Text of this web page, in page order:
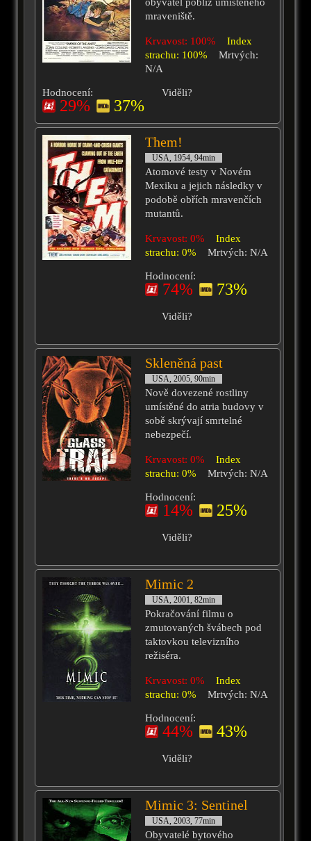
mraveniště.
Krvavost: 100%
Index
strachu: 100%
Mrtvých:
N/A
Hodnocení:
29% 37%
Viděli?
Them!
USA, 1954, 94min
Atomové testy v Novém
Mexiku a jejich následky v
podobě obřích mravenčích
mutantů.
Krvavost: 0%
Index
strachu: 0%
Mrtvých: N/A
Hodnocení:
74% 73%
Viděli?
Skleněná past
USA, 2005, 90min
Nově dovezené rostliny
umístěné do atria budovy v
sobě skrývají smrtelné
nebezpečí.
Krvavost: 0%
Index
strachu: 0%
Mrtvých: N/A
Hodnocení:
14% 25%
Viděli?
Mimic 2
USA, 2001, 82min
Pokračování filmu o
zmutovaných švábech pod
taktovkou televizního
režiséra.
Krvavost: 0%
Index
strachu: 0%
Mrtvých: N/A
Hodnocení:
44% 43%
Viděli?
Mimic 3: Sentinel
USA, 2003, 77min
Obyvatelé bytového